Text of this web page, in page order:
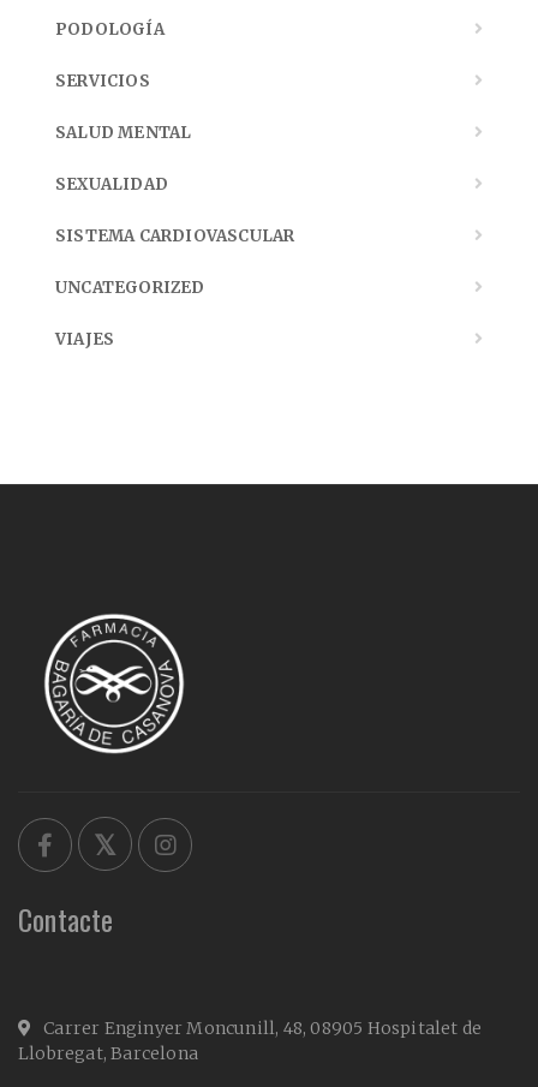
PODOLOGÍA
SERVICIOS
SALUD MENTAL
SEXUALIDAD
SISTEMA CARDIOVASCULAR
UNCATEGORIZED
VIAJES
Contacte
Carrer Enginyer Moncunill, 48, 08905 Hospitalet de
Llobregat, Barcelona